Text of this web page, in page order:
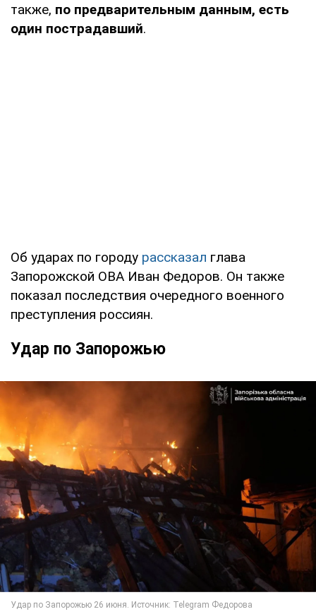
также, по предварительным данным, есть
один пострадавший.
Об ударах по городу рассказал глава
Запорожской ОВА Иван Федоров. Он также
показал последствия очередного военного
преступления россиян.
Удар по Запорожью